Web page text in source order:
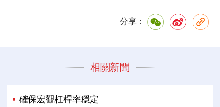
分享：
相關新聞
確保宏觀杠桿率穩定